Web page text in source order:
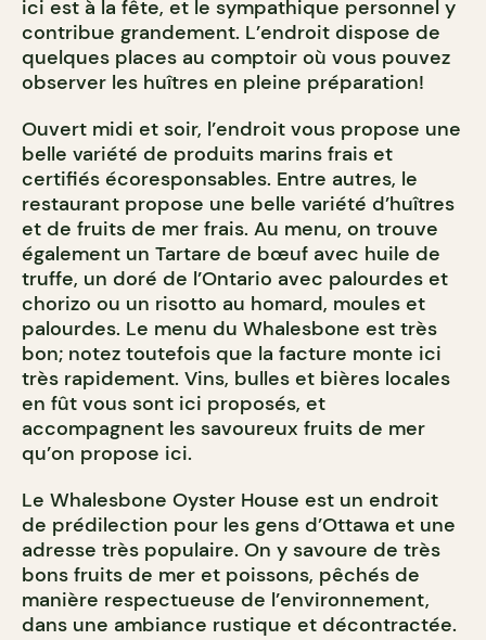
ici est à la fête, et le sympathique personnel y
contribue grandement. L’endroit dispose de
quelques places au comptoir où vous pouvez
observer les huîtres en pleine préparation!
Ouvert midi et soir, l’endroit vous propose une
belle variété de produits marins frais et
certifiés écoresponsables. Entre autres, le
restaurant propose une belle variété d’huîtres
et de fruits de mer frais. Au menu, on trouve
également un Tartare de bœuf avec huile de
truffe, un doré de l’Ontario avec palourdes et
chorizo ou un risotto au homard, moules et
palourdes. Le menu du Whalesbone est très
bon; notez toutefois que la facture monte ici
très rapidement. Vins, bulles et bières locales
en fût vous sont ici proposés, et
accompagnent les savoureux fruits de mer
qu’on propose ici.
Le Whalesbone Oyster House est un endroit
de prédilection pour les gens d’Ottawa et une
adresse très populaire. On y savoure de très
bons fruits de mer et poissons, pêchés de
manière respectueuse de l’environnement,
dans une ambiance rustique et décontractée.